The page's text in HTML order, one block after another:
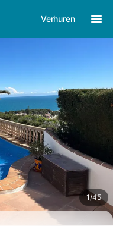
Verhuren
1/45